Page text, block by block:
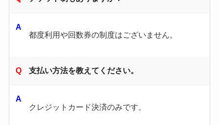
都度利用や回数券の制度はございません。
支払い方法を教えてください。
クレジットカード決済のみです。